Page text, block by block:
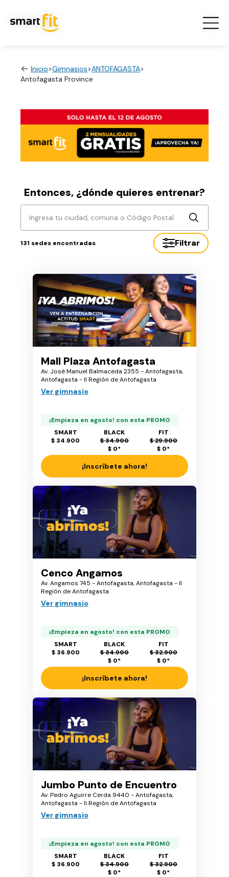
Inicio>Gimnasios>ANTOFAGASTA>
Antofagasta Province
Entonces, ¿dónde quieres entrenar?
Ingresa tu ciudad, comuna o Código Postal
131 sedes encontradas Filtrar
Mall Plaza Antofagasta
Av. José Manuel Balmaceda 2355 - Antofagasta,
Antofagasta - II Región de Antofagasta
Ver gimnasio
¡Empieza en agosto! con esta PROMO
SMART
$ 34.900
BLACK
$ 34.900
$ 0*
FIT
$ 29.900
$ 0*
¡Inscríbete ahora!
Cenco Angamos
Av. Angamos 745 - Antofagasta, Antofagasta - II
Región de Antofagasta
Ver gimnasio
¡Empieza en agosto! con esta PROMO
SMART
$ 36.900
BLACK
$ 34.900
$ 0*
FIT
$ 32.900
$ 0*
¡Inscríbete ahora!
Jumbo Punto de Encuentro
Av. Pedro Aguirre Cerda 9440 - Antofagasta,
Antofagasta - II Región de Antofagasta
Ver gimnasio
¡Empieza en agosto! con esta PROMO
SMART
$ 36.900
BLACK
$ 34.900
$ 0*
FIT
$ 32.900
$ 0*